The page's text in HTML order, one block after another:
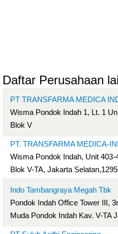
Daftar Perusahaan
PT TRANSFARMA MEDICA
Wisma Pondok Indah 1, Lt. 1
Blok V
PT. TRANSFARMA MEDICA-
Wisma Pondok Indah, Unit
Blok V-TA, Jakarta
Indo Tambangraya Megah Tbk
Pondok Indah Office Tower III,
Muda Pondok Indah Kav. V-TA